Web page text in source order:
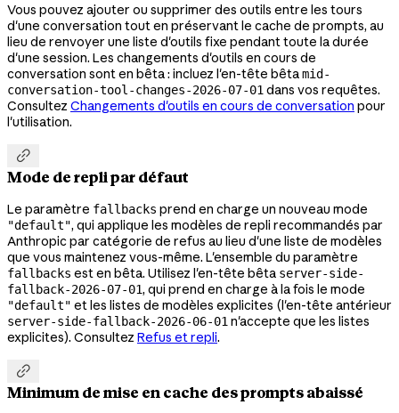
Vous pouvez ajouter ou supprimer des outils entre les tours
d'une conversation tout en préservant le cache de prompts, au
lieu de renvoyer une liste d'outils fixe pendant toute la durée
d'une session. Les changements d'outils en cours de
conversation sont en bêta : incluez l'en-tête bêtamid-
conversation-tool-changes-2026-07-01 dans vos requêtes.
Consultez Changements d'outils en cours de conversation pour
l'utilisation.

Mode de repli par défaut
Le paramètre fallbacks prend en charge un nouveau mode
"default", qui applique les modèles de repli recommandés par
Anthropic par catégorie de refus au lieu d'une liste de modèles
que vous maintenez vous-même. L'ensemble du paramètre
fallbacks est en bêta. Utilisez l'en-tête bêta server-side-
fallback-2026-07-01, qui prend en charge à la fois le mode
"default" et les listes de modèles explicites (l'en-tête antérieur
server-side-fallback-2026-06-01 n'accepte que les listes
explicites). Consultez Refus et repli.

Minimum de mise en cache des prompts abaissé